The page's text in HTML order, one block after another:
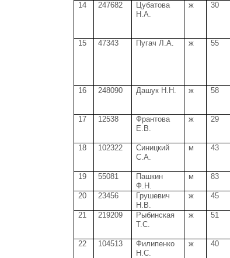
14 247682
Цубатова
Н.А.
ж 30
15 47343 Пугач Л.А. ж 55
16 248090 Дашук Н.Н. ж 58
17 12538
Франтова
Е.В.
ж 29
18 102322
Синицкий
С.А.
м 43
19 55081
Пашкин
Ф.Н.
м 83
20 23456
Грушевич
Н.В.
ж 45
21 219209
Рыбинская
Т.С.
ж 51
22 104513
Филипенко
Н.С.
ж 40